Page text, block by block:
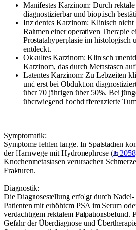
Manifestes Karzinom: Durch rektale
diagnostizierbar und bioptisch
Inzidentes Karzinom: Klinisch
Rahmen einer operativen Therapie
Prostatahyperplasie im histologisch
entdeckt.
Okkultes Karzinom: Klinisch
Karzinom, das durch Metastasen
Latentes Karzinom: Zu Lebzeiten
und erst bei Obduktion
über 70 jährigen über 50%. Bei
überwiegend hochdifferenzierte
Symptomatik:
Symptome fehlen lange. In Spätstadien
der Harnwege mit Hydronephrose (
Knochenmetastasen verursachen
Frakturen.
Diagnostik:
Die Diagnosestellung erfolgt durch
Patienten mit erhöhtem PSA im Serum
verdächtigem rektalem Palpationsbefund.
Gefahr der Überdiagnose und